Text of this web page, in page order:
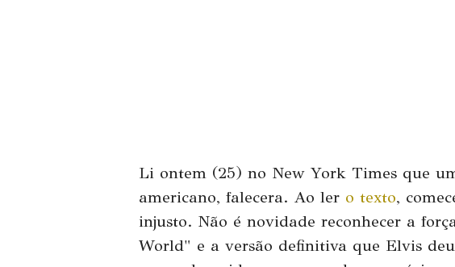
Li ontem (25) no New York Times que
americano, falecera. Ao ler o texto,
injusto. Não é novidade reconhecer a
World" e a versão definitiva que Elvis